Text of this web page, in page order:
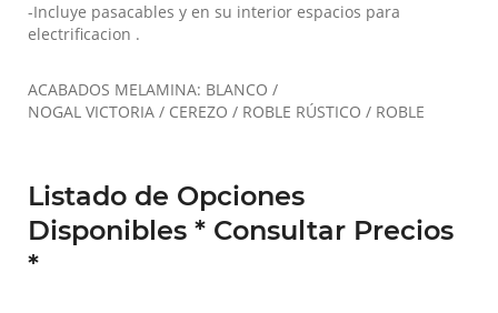
-Incluye pasacables y en su interior espacios para
electrificacion .
ACABADOS MELAMINA: BLANCO /
NOGAL VICTORIA / CEREZO / ROBLE RÚSTICO / ROBLE
Listado de Opciones
Disponibles * Consultar Precios
*